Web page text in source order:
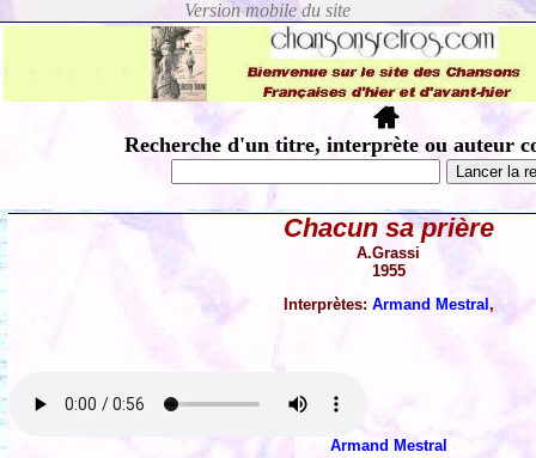
Recherche d'un titre, interprète ou auteur
Chacun sa prière
A.Grassi
1955
Interprètes: Armand Mestral ,
Armand Mestral